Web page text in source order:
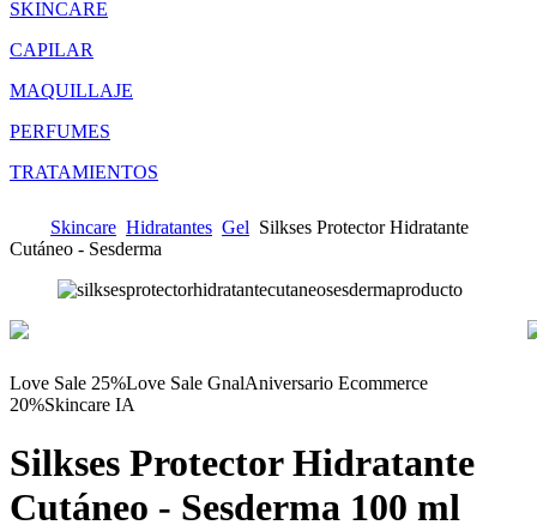
SKINCARE
CAPILAR
MAQUILLAJE
PERFUMES
TRATAMIENTOS
Skincare Hidratantes Gel Silkses Protector Hidratante
Cutáneo - Sesderma
Love Sale 25%Love Sale GnalAniversario Ecommerce
20%Skincare IA
Silkses Protector Hidratante
Cutáneo - Sesderma 100 ml